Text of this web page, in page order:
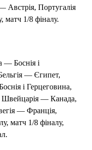
Португалія
матч 1/8 фіналу.
— Боснія і
— Єгипет,
і Герцеговина,
— Канада,
— Франція,
матч 1/8 фіналу,